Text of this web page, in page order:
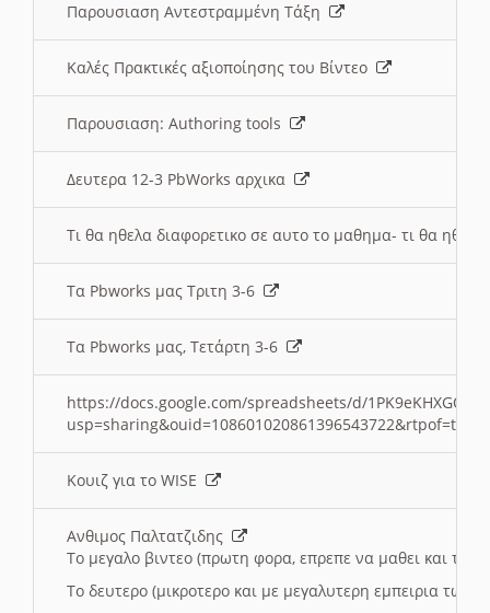
Παρουσιαση Αντεστραμμένη Τάξη
Καλές Πρακτικές αξιοποίησης του Βίντεο
Παρουσιαση: Authoring tools
Δευτερα 12-3 PbWorks αρχικα
Τι θα ηθελα διαφορετικο σε αυτο το μαθημα- τι θα
Τα Pbworks μας Τριτη 3-6
Τα Pbworks μας, Τετάρτη 3-6
https://docs.google.com/spreadsheets/d/
Κουιζ για το WISE
Ανθιμος Παλτατζιδης
Το μεγαλο βιντεο (πρωτη φορα, επρεπε να μαθει και το
Το δευτερο (μικροτερο και με μεγαλυτερη εμπειρια